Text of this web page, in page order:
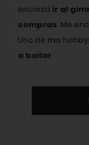
encanta ir al
compras. Me
Uno de mis
a bailar.